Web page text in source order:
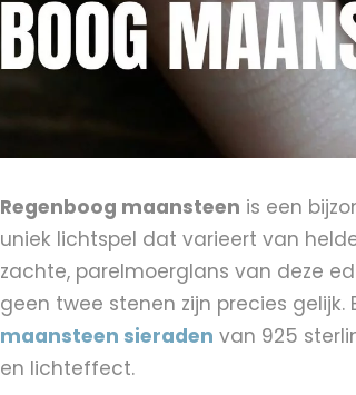
Regenboog maansteen is een
uniek lichtspel dat varieert van
zachte, parelmoerglans van deze
geen twee stenen zijn precies
maansteen sieraden van 925
en lichteffect.